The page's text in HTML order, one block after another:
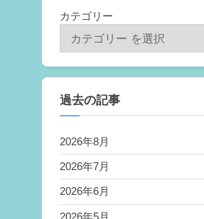
カテゴリー
過去の記事
2026年8月
2026年7月
2026年6月
2026年5月